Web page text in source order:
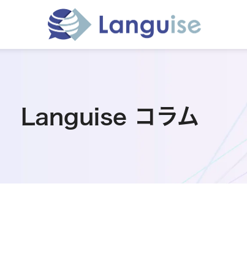
Languise コラム